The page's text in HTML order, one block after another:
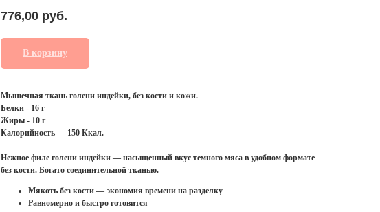
776,00 руб.
В корзину
Мышечная ткань голени индейки, без кости и кожи.
Белки - 16 г
Жиры - 10 г
Калорийность — 150 Ккал.
Нежное филе голени индейки — насыщенный вкус темного мяса в удобном формате
без кости. Богато соединительной тканью.
Мякоть без кости — экономия времени на разделку
Равномерно и быстро готовится